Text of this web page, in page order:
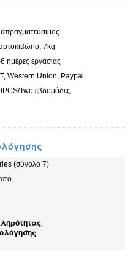
7kg
ημέρες εργασίας
Western Union, Paypal
Two εβδομάδες
(σύνολο 7)
,